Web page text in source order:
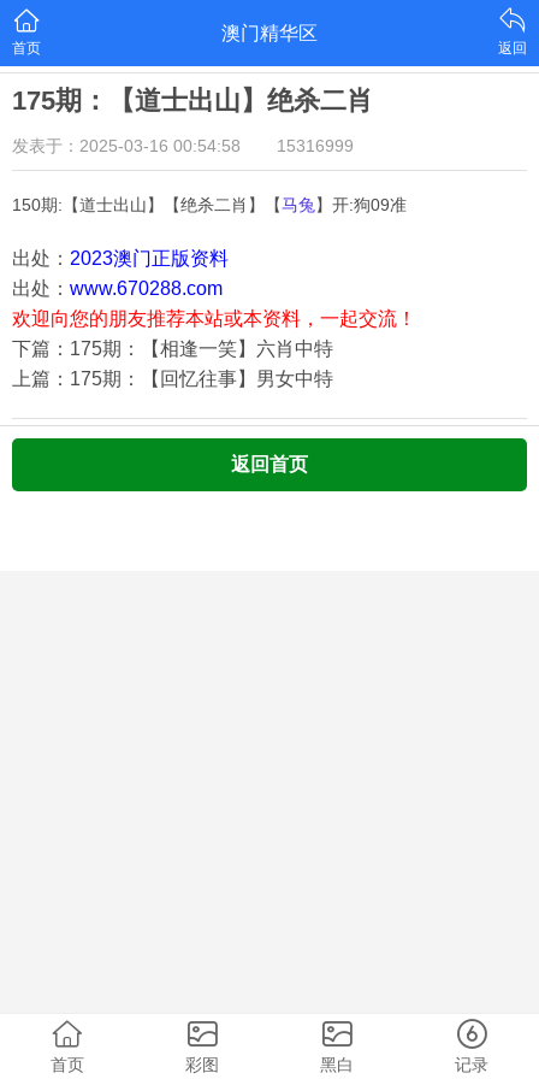
首页
澳门精华区
返回
175期：【道士出山】绝杀二肖
发表于：2025-03-16 00:54:58 15316999
150期:【道士出山】【绝杀二肖】【马兔 】开:狗09准
出处： 2023澳门正版资料
出处： www.670288.com
欢迎向您的朋友推荐本站或本资料，一起交流！
下篇：175期：【相逢一笑】六肖中特
上篇：175期：【回忆往事】男女中特
返回首页
首页 彩图 黑白 记录